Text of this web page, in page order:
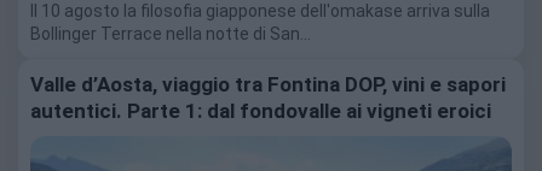
Il 10 agosto la filosofia giapponese dell'omakase arriva sulla
Bollinger Terrace nella notte di San…
Valle d’Aosta, viaggio tra Fontina DOP, vini e sapori
autentici. Parte 1: dal fondovalle ai vigneti eroici